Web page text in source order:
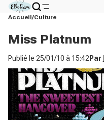
Accueil Culture
Miss Platnum
Publié le 25/01/10 à 15:42 Par